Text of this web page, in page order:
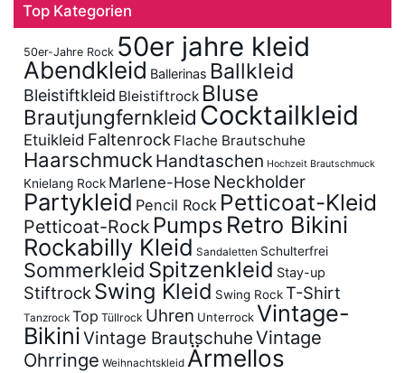
Top Kategorien
50er-Jahre Rock 50er jahre kleid
Abendkleid Ballerinas Ballkleid
Bleistiftkleid Bleistiftrock Bluse
Brautjungfernkleid Cocktailkleid
Etuikleid Faltenrock Flache Brautschuhe
Haarschmuck Handtaschen Hochzeit Brautschmuck
Knielang Rock Marlene-Hose Neckholder
Partykleid Pencil Rock Petticoat-Kleid
Petticoat-Rock Pumps Retro Bikini
Rockabilly Kleid Sandaletten Schulterfrei
Sommerkleid Spitzenkleid Stay-up
Stiftrock Swing Kleid Swing RockT-Shirt
Tanzrock Top Tüllrock Uhren UnterrockVintage-
BikiniVintage BrautschuheVintage
Ohrringe Weihnachtskleid Ärmellos